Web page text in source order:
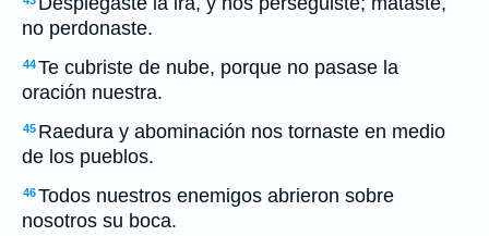
no perdonaste.
44Te cubriste de nube, porque no pasase la
oración nuestra.
45 Raedura y abominación nos tornaste en medio
de los pueblos.
46Todos nuestros enemigos abrieron sobre
nosotros su boca.